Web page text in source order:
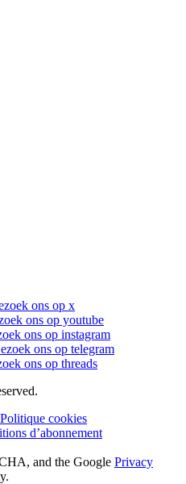
ons op x
ons op youtube
ons op instagram
ons op telegram
ons op threads
Politique cookies
d’abonnement
and the Google Privacy